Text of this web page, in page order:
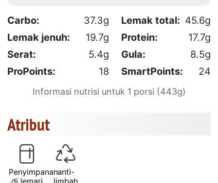
Carbo: 37.3g Lemak total: 45.6g
Lemak jenuh:
19.7g Protein:
17.7g
Serat:
5.4g Gula:
8.5g
ProPoints:
18 SmartPoints: 24
Informasi nutrisi untuk 1 porsi (443g)
Atribut
Penyimpanan
di lemari
anti-
limbah